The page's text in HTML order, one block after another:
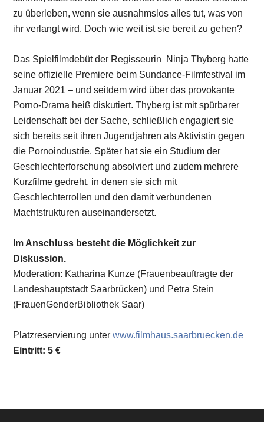
zu überleben, wenn sie ausnahmslos alles tut, was von
ihr verlangt wird. Doch wie weit ist sie bereit zu gehen?
Das Spielfilmdebüt der Regisseurin Ninja Thyberg hatte
seine offizielle Premiere beim Sundance-Filmfestival im
Januar 2021 – und seitdem wird über das provokante
Porno-Drama heiß diskutiert. Thyberg ist mit spürbarer
Leidenschaft bei der Sache, schließlich engagiert sie
sich bereits seit ihren Jugendjahren als Aktivistin gegen
die Pornoindustrie. Später hat sie ein Studium der
Geschlechterforschung absolviert und zudem mehrere
Kurzfilme gedreht, in denen sie sich mit
Geschlechterrollen und den damit verbundenen
Machtstrukturen auseinandersetzt.
Im Anschluss besteht die Möglichkeit zur
Diskussion.
Moderation: Katharina Kunze (Frauenbeauftragte der
Landeshauptstadt Saarbrücken) und Petra Stein
(FrauenGenderBibliothek Saar)
Platzreservierung unterwww.filmhaus.saarbruecken.de
Eintritt: 5 €